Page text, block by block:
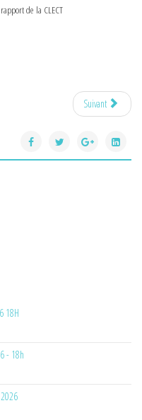
de la CLECT
Suivant
18H
- 18h